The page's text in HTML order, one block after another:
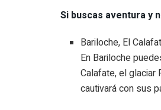
Si buscas aventura y
Bariloche, El
En Bariloche
Calafate, el glaciar
cautivará con sus